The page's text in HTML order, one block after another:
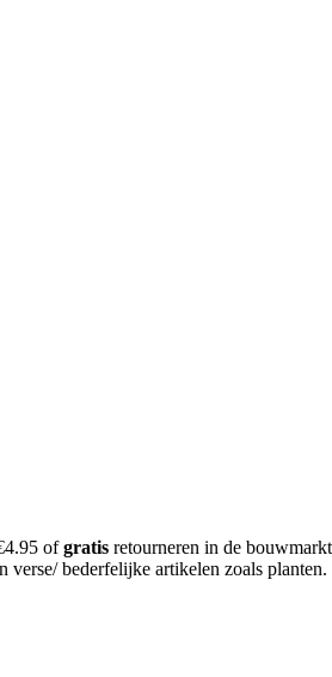
ofgratis retourneren in de
verse/ bederfelijke artikelen zoals planten.